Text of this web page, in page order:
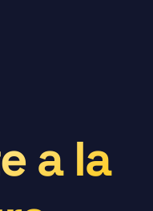
a la